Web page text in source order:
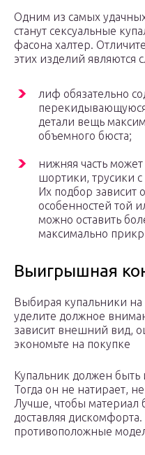
Одним из самых
станут сексуальные
фасона халтер.
этих изделий являются
лиф обязательно
детали вещь
объемного бюста;
нижняя часть
шортики, трусики
Их подбор зависит
особенностей той
можно оставить
максимально
Выигрышная
Выбирая купальники
уделите должное
зависит внешний вид,
экономьте на покупке
Купальник должен быть
Тогда он не натирает,
Лучше, чтобы материал
доставляя
противоположные